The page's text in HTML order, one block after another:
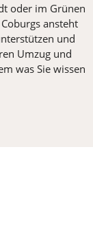
oder im Grünen
ansteht
und
Umzug und
was Sie wissen